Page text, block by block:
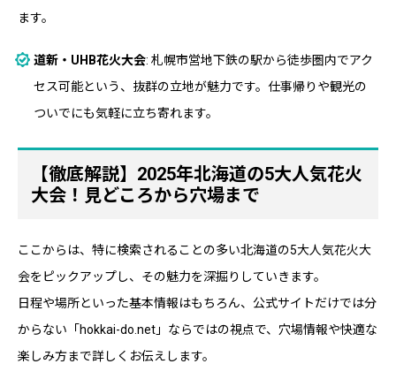
ます。
道新・UHB花火大会: 札幌市営地下鉄の駅から徒歩圏内でアク
セス可能という、抜群の立地が魅力です。仕事帰りや観光の
ついでにも気軽に立ち寄れます。
【徹底解説】2025年北海道の5大人気花火
大会！見どころから穴場まで
ここからは、特に検索されることの多い北海道の5大人気花火大
会をピックアップし、その魅力を深掘りしていきます。
日程や場所といった基本情報はもちろん、公式サイトだけでは分
からない「hokkai-do.net」ならではの視点で、穴場情報や快適な
楽しみ方まで詳しくお伝えします。